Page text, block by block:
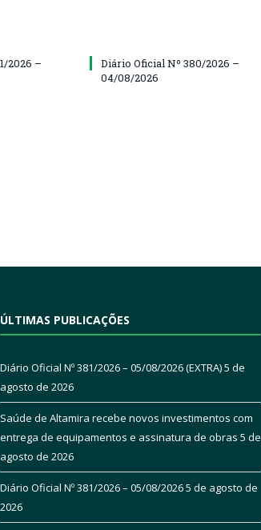
2026 –
Diário Oficial Nº 380/2026 –
04/08/2026
ÚLTIMAS PUBLICAÇÕES
Diário Oficial Nº 381/2026 – 05/08/2026 (EXTRA)5 de
agosto de 2026
Saúde de Altamira recebe novos investimentos com
entrega de equipamentos e assinatura de obras 5 de
agosto de 2026
Diário Oficial Nº 381/2026 – 05/08/20265 de agosto de
2026